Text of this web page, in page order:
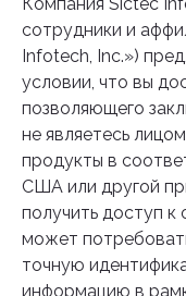
сотрудники и
Infotech, Inc.»)
условии, что вы
позволяющего
не являетесь
продукты в
США или другой
получить доступ
может
точную
информацию в